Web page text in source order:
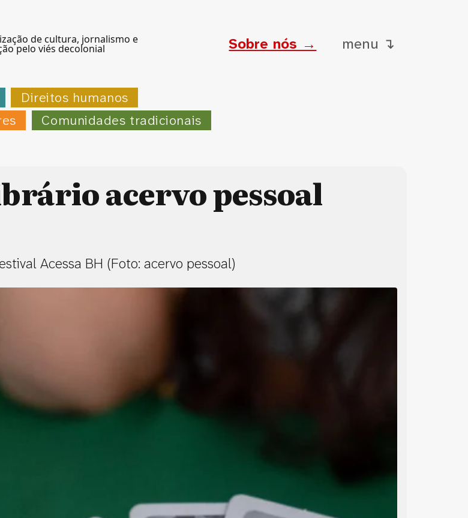
de cultura, jornalismo e
pelo viés decolonial Sobre nós → menu ↴
Direitos humanos
Comunidades tradicionais
acervo pessoal
Acessa BH (Foto: acervo pessoal)